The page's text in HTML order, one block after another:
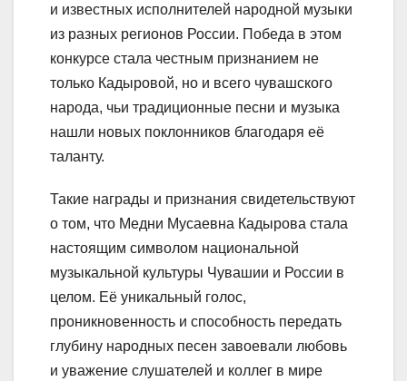
и известных исполнителей народной музыки
из разных регионов России. Победа в этом
конкурсе стала честным признанием не
только Кадыровой, но и всего чувашского
народа, чьи традиционные песни и музыка
нашли новых поклонников благодаря её
таланту.
Такие награды и признания свидетельствуют
о том, что Медни Мусаевна Кадырова стала
настоящим символом национальной
музыкальной культуры Чувашии и России в
целом. Её уникальный голос,
проникновенность и способность передать
глубину народных песен завоевали любовь
и уважение слушателей и коллег в мире